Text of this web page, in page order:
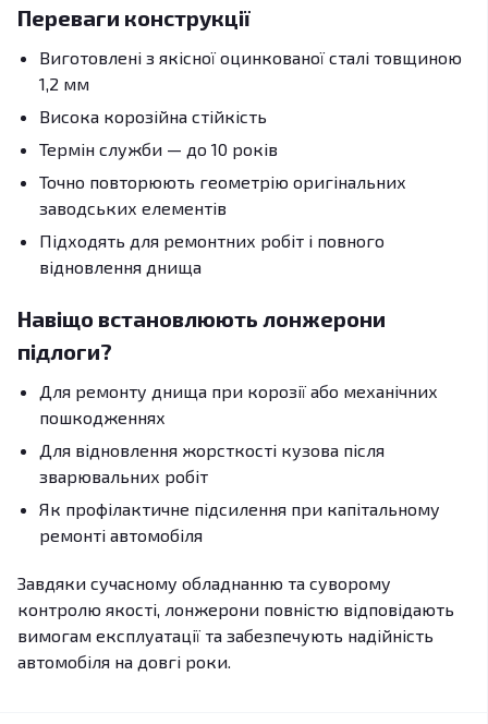
Переваги конструкції
Виготовлені з якісної оцинкованої сталі товщиною
1,2 мм
Висока корозійна стійкість
Термін служби — до 10 років
Точно повторюють геометрію оригінальних
заводських елементів
Підходять для ремонтних робіт і повного
відновлення днища
Навіщо встановлюють лонжерони
підлоги?
Для ремонту днища при корозії або механічних
пошкодженнях
Для відновлення жорсткості кузова після
зварювальних робіт
Як профілактичне підсилення при капітальному
ремонті автомобіля
Завдяки сучасному обладнанню та суворому
контролю якості, лонжерони повністю відповідають
вимогам експлуатації та забезпечують надійність
автомобіля на довгі роки.